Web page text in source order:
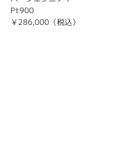
Pt900
￥286,000（税込）